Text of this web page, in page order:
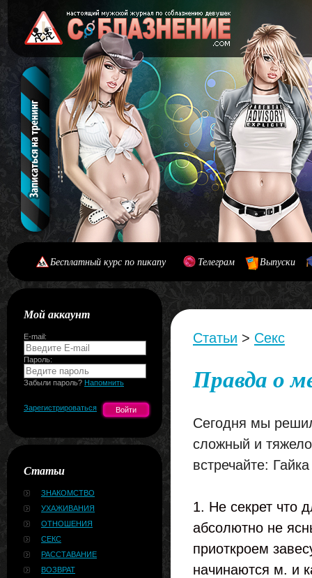
Бесплатный курс по пикапу Телеграм Выпуски
Мой аккаунт
E-mail:
Пароль:
Забыли пароль? Напомнить
Зарегистрироваться
Статьи
ЗНАКОМСТВО
УХАЖИВАНИЯ
ОТНОШЕНИЯ
СЕКС
РАССТАВАНИЕ
ВОЗВРАТ
Статьи > Секс
Правда о
Сегодня мы
сложный и
встречайте:
1. Не секрет что
абсолютно не
приоткроем
начинаются м. и